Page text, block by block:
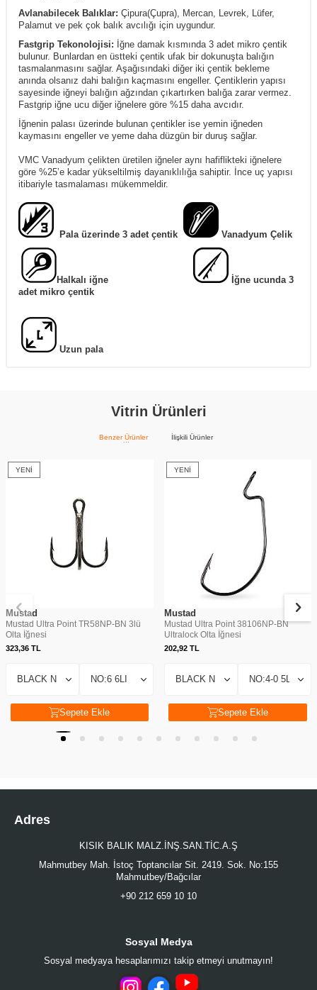
Avlanabilecek Balıklar: Çipura(Çupra), Mercan, Levrek, Lüfer,
Palamut ve pek çok balık avcılığı için uygundur.
Fastgrip Tekonolojisi: İğne damak kısmında 3 adet mikro çentik
bulunur. Bunlardan en üstteki çentik ufak bir dokunuşta balığın
tasmalanmasını sağlar. Aşağısındaki diğer iki çentik bekleme
anında olsanız dahi balığın kaçmasını engeller. Çentiklerin yapısı
sayesinde iğneyi balığın ağzından çıkartırken balığa zarar vermez.
Fastgrip iğne ucu diğer iğnelere göre %15 daha avcıdır.
İğnenin palası üzerinde bulunan çentikler ise yemin iğneden
kaymasını engeller ve yeme daha düzgün bir duruş sağlar.
VMC Vanadyum çelikten üretilen iğneler aynı hafiflikteki iğnelere
göre %25’e kadar yükseltilmiş dayanıklılığa sahiptir. İnce uç yapısı
itibariyle tasmalaması mükemmeldir.
Pala üzerinde 3 adet çentik Vanadyum Çelik
Halkalı iğne
İğne ucunda 3
adet mikro çentik
Uzun pala
Vitrin Ürünleri
Benzer Ürünler İlişkili Ürünler
YENI
Mustad
Mustad Ultra Point TR58NP-BN 3lü
Olta İğnesi
323,36 TL
Sepete Ekle
YENI
Mustad
Mustad Ultra Point 38106NP-BN
Ultralock Olta İğnesi
202,92TL
Sepete Ekle
Adres
KISIK BALIK MALZ.İNŞ.SAN.TİC.A.Ş
Mahmutbey Mah. İstoç Toptancılar Sit. 2419. Sok. No:155
Mahmutbey/Bağcılar
+90 212 659 10 10
Sosyal Medya
Sosyal medyaya hesaplarımızı takip etmeyi unutmayın!